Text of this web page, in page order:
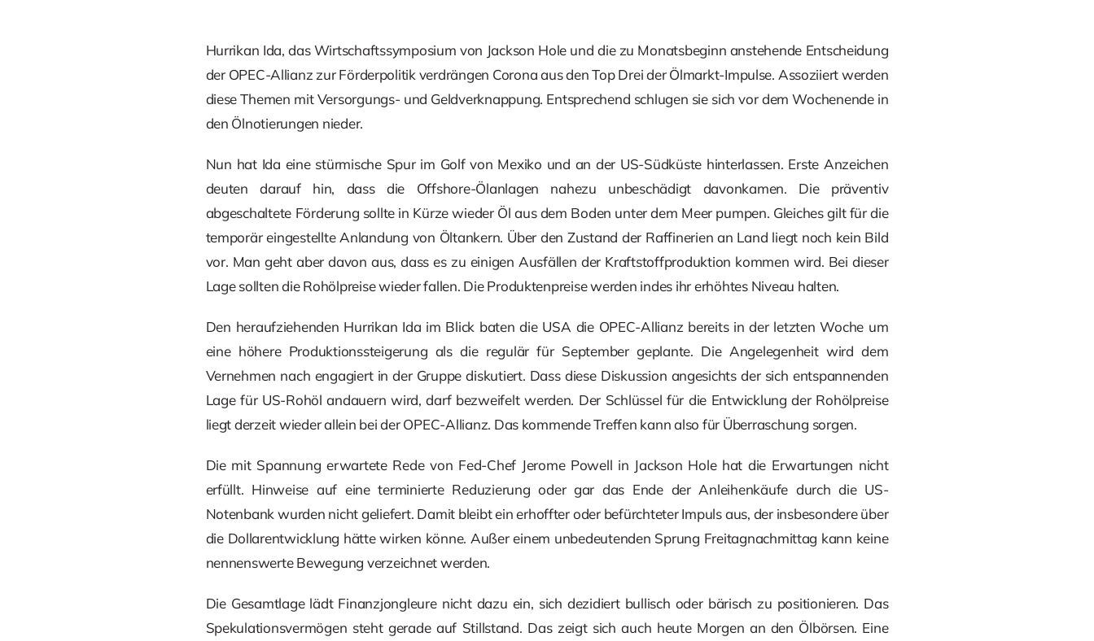
Hurrikan Ida, das Wirtschaftssymposium von Jackson Hole und die zu Monatsbeginn anstehende Entscheidung
der OPEC-Allianz zur Förderpolitik verdrängen Corona aus den Top Drei der Ölmarkt-Impulse. Assoziiert werden
diese Themen mit Versorgungs- und Geldverknappung. Entsprechend schlugen sie sich vor dem Wochenende in
den Ölnotierungen nieder.
Nun hat Ida eine stürmische Spur im Golf von Mexiko und an der US-Südküste hinterlassen. Erste Anzeichen
deuten darauf hin, dass die Offshore-Ölanlagen nahezu unbeschädigt davonkamen. Die präventiv
abgeschaltete Förderung sollte in Kürze wieder Öl aus dem Boden unter dem Meer pumpen. Gleiches gilt für die
temporär eingestellte Anlandung von Öltankern. Über den Zustand der Raffinerien an Land liegt noch kein Bild
vor. Man geht aber davon aus, dass es zu einigen Ausfällen der Kraftstoffproduktion kommen wird. Bei dieser
Lage sollten die Rohölpreise wieder fallen. Die Produktenpreise werden indes ihr erhöhtes Niveau halten.
Den heraufziehenden Hurrikan Ida im Blick baten die USA die OPEC-Allianz bereits in der letzten Woche um
eine höhere Produktionssteigerung als die regulär für September geplante. Die Angelegenheit wird dem
Vernehmen nach engagiert in der Gruppe diskutiert. Dass diese Diskussion angesichts der sich entspannenden
Lage für US-Rohöl andauern wird, darf bezweifelt werden. Der Schlüssel für die Entwicklung der Rohölpreise
liegt derzeit wieder allein bei der OPEC-Allianz. Das kommende Treffen kann also für Überraschung sorgen.
Die mit Spannung erwartete Rede von Fed-Chef Jerome Powell in Jackson Hole hat die Erwartungen nicht
erfüllt. Hinweise auf eine terminierte Reduzierung oder gar das Ende der Anleihenkäufe durch die US-
Notenbank wurden nicht geliefert. Damit bleibt ein erhoffter oder befürchteter Impuls aus, der insbesondere über
die Dollarentwicklung hätte wirken könne. Außer einem unbedeutenden Sprung Freitagnachmittag kann keine
nennenswerte Bewegung verzeichnet werden.
Die Gesamtlage lädt Finanzjongleure nicht dazu ein, sich dezidiert bullisch oder bärisch zu positionieren. Das
Spekulationsvermögen steht gerade auf Stillstand. Das zeigt sich auch heute Morgen an den Ölbörsen. Eine